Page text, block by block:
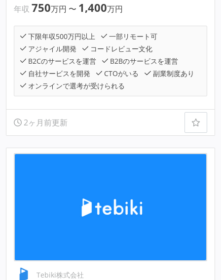
年収 750万円 〜 1,400万円
下限年収500万円以上
一部リモート可
アジャイル開発
コードレビュー文化
B2Cのサービスを運営
B2Bのサービスを運営
自社サービスを開発
CTOがいる
副業制度あり
オンラインで選考が受けられる
2ヶ月前更新
Tebiki株式会社